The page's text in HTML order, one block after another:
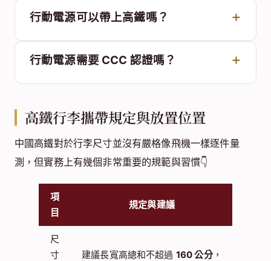
行動電源可以帶上高鐵嗎？
行動電源需要 CCC 認證嗎？
高鐵行李攜帶規定與放置位置
中國高鐵對於行李尺寸並沒有嚴格像飛機一樣逐件量
測，但實務上有幾個非常重要的規範與習慣👇
項
目
規定與建議
尺
寸
建議長寬高總和不超過 160 公分，